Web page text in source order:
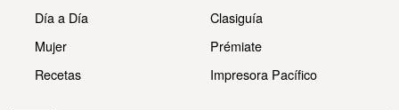
Día a Día
Mujer
Recetas
Clasiguía
Prémiate
Impresora Pacífico